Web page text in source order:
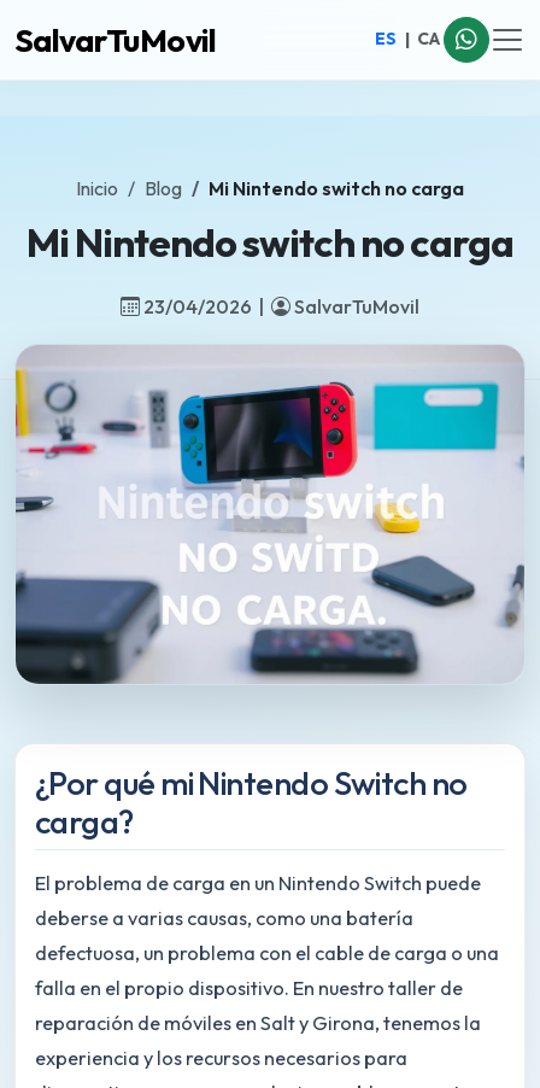
SalvarTuMovil ES | CA
Inicio Blog Mi Nintendo switch no carga
Mi Nintendo switch no carga
23/04/2026 | SalvarTuMovil
¿Por qué mi Nintendo Switch no
carga?
El problema de carga en un Nintendo Switch puede
deberse a varias causas, como una batería
defectuosa, un problema con el cable de carga o una
falla en el propio dispositivo. En nuestro taller de
reparación de móviles en Salt y Girona, tenemos la
experiencia y los recursos necesarios para